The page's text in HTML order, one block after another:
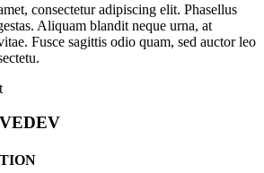
consectetur adipiscing elit. Phasellus
Aliquam blandit neque urna, at
Fusce sagittis odio quam, sed auctor leo